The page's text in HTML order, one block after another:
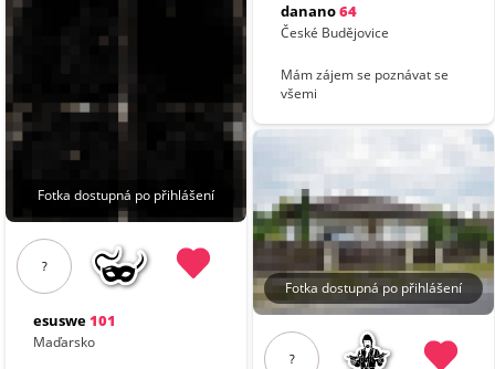
Fotka dostupná po přihlášení
?
esuswe101
Maďarsko
danano64
České Budějovice
Mám zájem se poznávat se
všemi
Fotka dostupná po přihlášení
?